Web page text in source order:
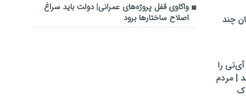
چند
را
| مردم
واکاوی قفل پروژه‌های عمرانی| دولت باید سراغ
اصلاح ساختارها برود